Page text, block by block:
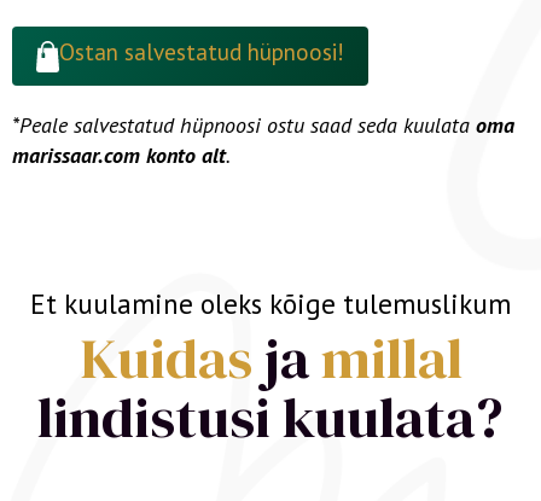
Ostan salvestatud hüpnoosi!
*Peale salvestatud hüpnoosi ostu saad seda kuulata oma
marissaar.com konto alt.
Et kuulamine oleks kõige tulemuslikum
Kuidasjamillal
lindistusi kuulata?